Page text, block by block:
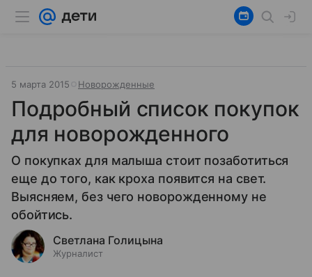
5 марта 2015 Новорожденные
Подробный список покупок
для новорожденного
О покупках для малыша стоит позаботиться
еще до того, как кроха появится на свет.
Выясняем, без чего новорожденному не
обойтись.
Светлана Голицына
Журналист